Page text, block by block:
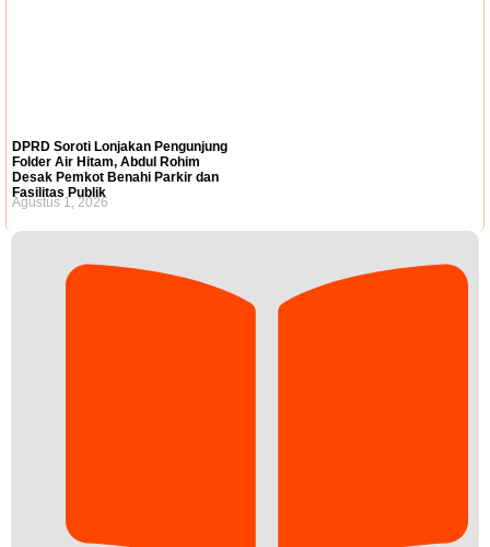
DPRD Soroti Lonjakan Pengunjung
Folder Air Hitam, Abdul Rohim
Desak Pemkot Benahi Parkir dan
Fasilitas Publik
Agustus 1, 2026